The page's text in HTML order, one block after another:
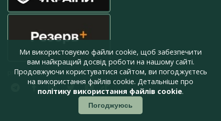
press@armyinform.com.ua
Ми використовуємо файли cookie, щоб забезпечити
вам найкращий досвід роботи на нашому сайті.
Продовжуючи користуватися сайтом, ви погоджуєтесь
на використання файлів cookie. Детальніше про
політику використання файлів cookie.
Погоджуюсь